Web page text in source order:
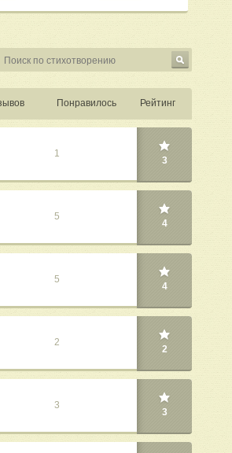
Понравилось Рейтинг
1
3
5
4
5
4
2
2
3
3